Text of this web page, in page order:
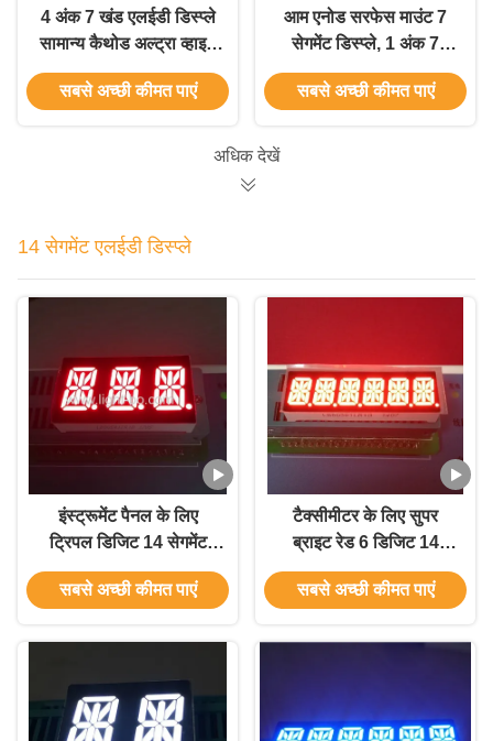
4 अंक 7 खंड एलईडी डिस्प्ले
सामान्य कैथोड अल्ट्रा व्हाइट
7.62 मिमी तापमान संकेतक
के लिए
सबसे अच्छी कीमत पाएं
आम एनोड सरफेस माउंट 7
सेगमेंट डिस्प्ले, 1 अंक 7
सेगमेंट डिस्प्ले अल्ट्रा ब्राइट
सबसे अच्छी कीमत पाएं
अधिक देखें
14 सेगमेंट एलईडी डिस्प्ले
इंस्ट्रूमेंट पैनल के लिए
ट्रिपल डिजिट 14 सेगमेंट
एलईडी डिस्प्ले कॉमन कैथोड
रेड
सबसे अच्छी कीमत पाएं
टैक्सीमीटर के लिए सुपर
ब्राइट रेड 6 डिजिट 14
सेगमेंट एलईडी डिस्प्ले 10
मिमी
सबसे अच्छी कीमत पाएं